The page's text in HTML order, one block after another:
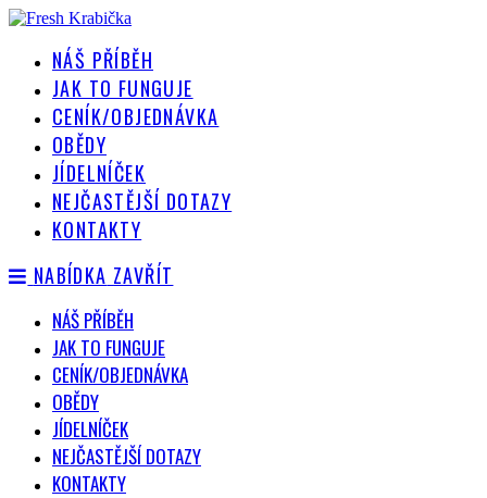
Přejít
obsahuNÁŠ PŘÍBĚH
JAK TO FUNGUJE
CENÍK/OBJEDNÁVKA
OBĚDY
JÍDELNÍČEK
NEJČASTĚJŠÍ DOTAZY
KONTAKTY
NABÍDKA ZAVŘÍT
NÁŠ PŘÍBĚH
JAK TO FUNGUJE
CENÍK/OBJEDNÁVKA
OBĚDY
JÍDELNÍČEK
NEJČASTĚJŠÍ DOTAZY
KONTAKTY